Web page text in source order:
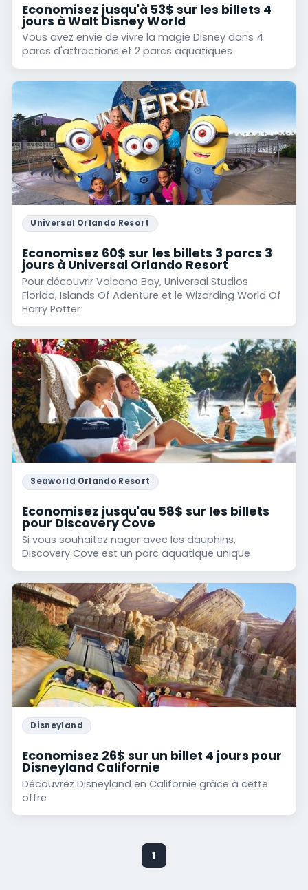
Economisez jusqu'à 53$ sur les billets 4
jours à Walt Disney World
Vous avez envie de vivre la magie Disney dans 4
parcs d'attractions et 2 parcs aquatiques
Universal Orlando Resort
Economisez 60$ sur les billets 3 parcs 3
jours à Universal Orlando Resort
Pour découvrir Volcano Bay, Universal Studios
Florida, Islands Of Adenture et le Wizarding World Of
Harry Potter
Seaworld Orlando Resort
Economisez jusqu'au 58$ sur les billets
pour Discovery Cove
Si vous souhaitez nager avec les dauphins,
Discovery Cove est un parc aquatique unique
Disneyland
Economisez 26$ sur un billet 4 jours pour
Disneyland Californie
Découvrez Disneyland en Californie grâce à cette
offre
1